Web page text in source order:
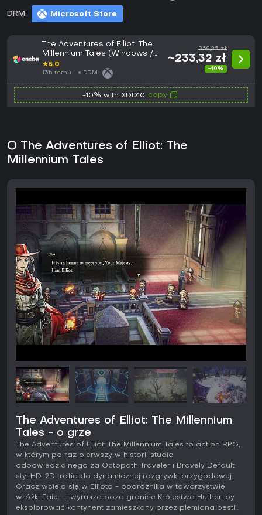
DRM: Microsoft Store
The Adventures of Elliot: The
Millennium Tales (Windows /
Xbox Series X|S) XBOX LIVE
Key EUROPE
★5.0
13h temu DRM:
259,25 zł
~233,32 zł
-10%
-10% with XDD10 copy
O The Adventures of Elliot: The
Millennium Tales
The Adventures of Elliot: The Millennium
Tales - o grze
The Adventures of Elliot: The Millennium Tales to action RPG,
w którym po raz pierwszy w historii studia
odpowiedzialnego za Octopath Traveler i Bravely Default
styl HD-2D trafia do dynamicznej rozgrywki przygodowej.
Gracz wciela się w Elliota - podróżnika w towarzystwie
wróżki Faie - i wyrusza poza granice Królestwa Huther, by
eksplorować kontynent zamieszkany przez plemiona bestii.